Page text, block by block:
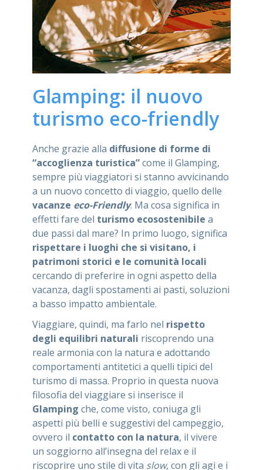
Glamping: il nuovo
turismo eco-friendly
Anche grazie alla diffusione di forme di
“accoglienza turistica”come il Glamping,
sempre più viaggiatori si stanno avvicinando
a un nuovo concetto di viaggio, quello delle
vacanze eco-Friendly. Ma cosa significa in
effetti fare del turismo ecosostenibile a
due passi dal mare? In primo luogo, significa
rispettare i luoghi che si visitano, i
patrimoni storici e le comunità locali
cercando di preferire in ogni aspetto della
vacanza, dagli spostamenti ai pasti, soluzioni
a basso impatto ambientale.
Viaggiare, quindi, ma farlo nel rispetto
degli equilibri naturali riscoprendo una
reale armonia con la natura e adottando
comportamenti antitetici a quelli tipici del
turismo di massa. Proprio in questa nuova
filosofia del viaggiare si inserisce il
Glamping che, come visto, coniuga gli
aspetti più belli e suggestivi del campeggio,
ovvero il contatto con la natura, il vivere
un soggiorno all’insegna del relax e il
riscoprire uno stile di vita slow, con gli agi e i